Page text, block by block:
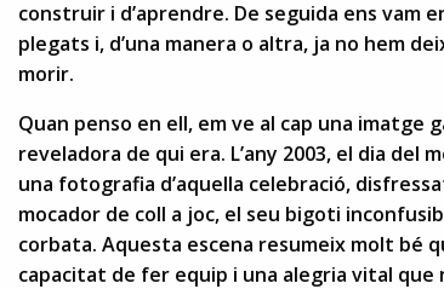
construir i d’aprendre. De seguida ens vam
plegats i, d’una manera o altra, ja no hem
morir.
Quan penso en ell, em ve al cap una
reveladora de qui era. L’any 2003, el dia del
una fotografia d’aquella celebració,
mocador de coll a joc, el seu bigoti
corbata. Aquesta escena resumeix molt bé
capacitat de fer equip i una alegria vital que